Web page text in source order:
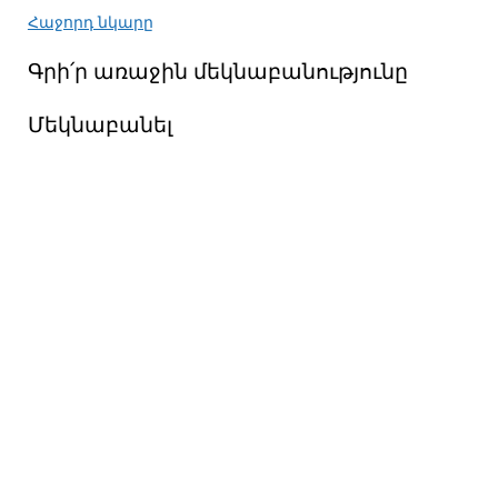
Հաջորդ նկարը
Գրի՛ր առաջին մեկնաբանությունը
Մեկնաբանել